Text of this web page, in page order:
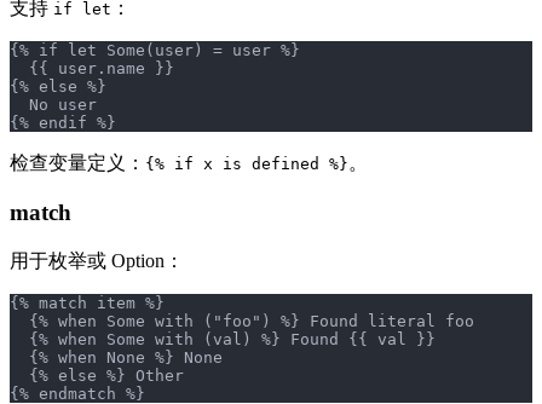
支持 if let ：
{% if let Some(user) = user %}
  {{ user.name }}
{% else %}
  No user
{% endif %}
检查变量定义： {% if x is defined %} 。
match
用于枚举或 Option：
{% match item %}
  {% when Some with ("foo") %} Found literal foo
  {% when Some with (val) %} Found {{ val }}
  {% when None %} None
  {% else %} Other
{% endmatch %}